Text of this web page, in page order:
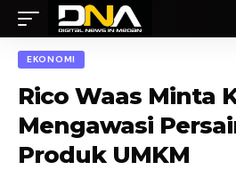
EKONOMI
Rico Waas Minta
Mengawasi
Produk UMKM